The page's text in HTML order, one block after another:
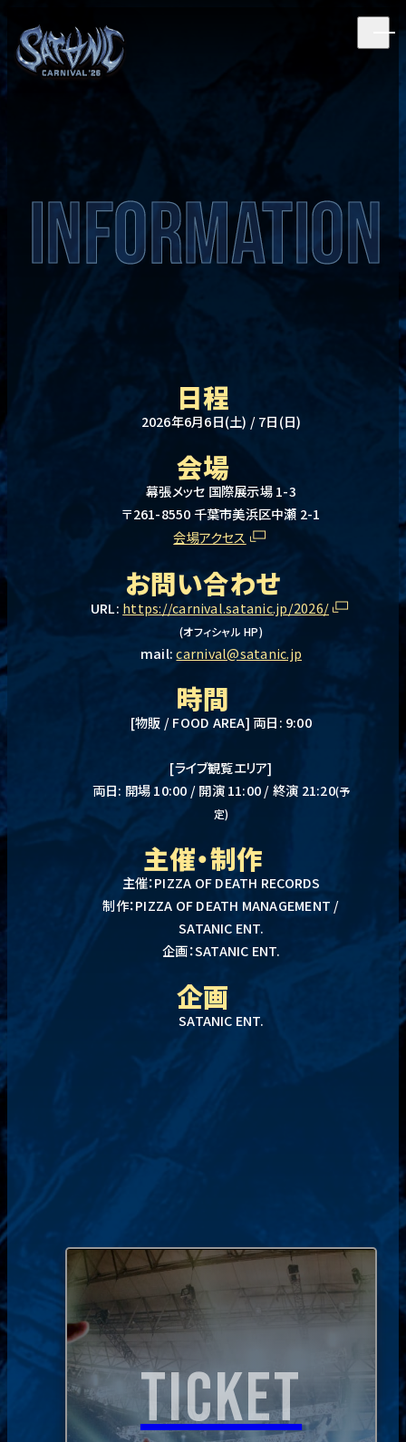
AREA MAP
INFO
GUIDELINE
INFORMATION
日程
2026年6月6日(土) / 7日(日)
会場
幕張メッセ 国際展示場 1-3
〒261-8550 千葉市美浜区中瀬 2-1
会場アクセス
お問い合わせ
URL: https://carnival.satanic.jp/2026/
(オフィシャル HP)
mail:carnival@satanic.jp
時間
[物販 / FOOD AREA] 両日: 9:00
[ライブ観覧エリア]
両日: 開場 10:00 / 開演 11:00 / 終演 21:20(予
定)
主催・制作
主催：PIZZA OF DEATH RECORDS
制作：PIZZA OF DEATH MANAGEMENT /
SATANIC ENT.
企画：SATANIC ENT.
企画
SATANIC ENT.
TICKET